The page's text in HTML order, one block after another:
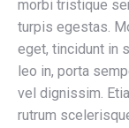
morbi tristique
turpis egestas.
eget, tincidunt in
leo in, porta
vel dignissim.
rutrum